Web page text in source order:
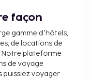
bain douche.
(Balcon ou
balcon, minibar
par satellite ainsi
Salle de
façon
gamme d'hôtels,
de locations de
Notre plateforme
de voyage
puissiez voyager